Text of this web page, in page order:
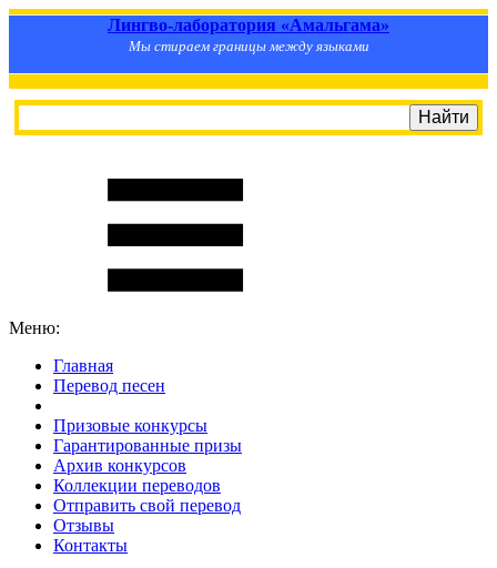
Лингво-лаборатория «Амальгама»
Мы стираем границы между языками
Меню:
Главная
Перевод песен
Призовые конкурсы
Гарантированные призы
Архив конкурсов
Коллекции переводов
Отправить свой перевод
Отзывы
Контакты